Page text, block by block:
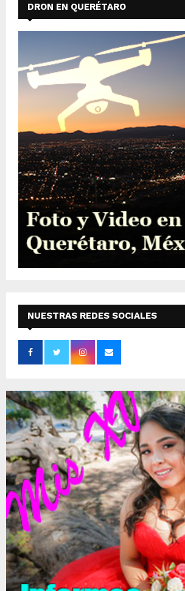
DRON EN QUERÉTARO
NUESTRAS REDES SOCIALES